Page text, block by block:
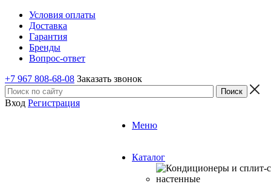
Условия оплаты
Доставка
Гарантия
Бренды
Вопрос-ответ
+7 967 808-68-08 Заказать звонок
Вход Регистрация
Меню
Каталог